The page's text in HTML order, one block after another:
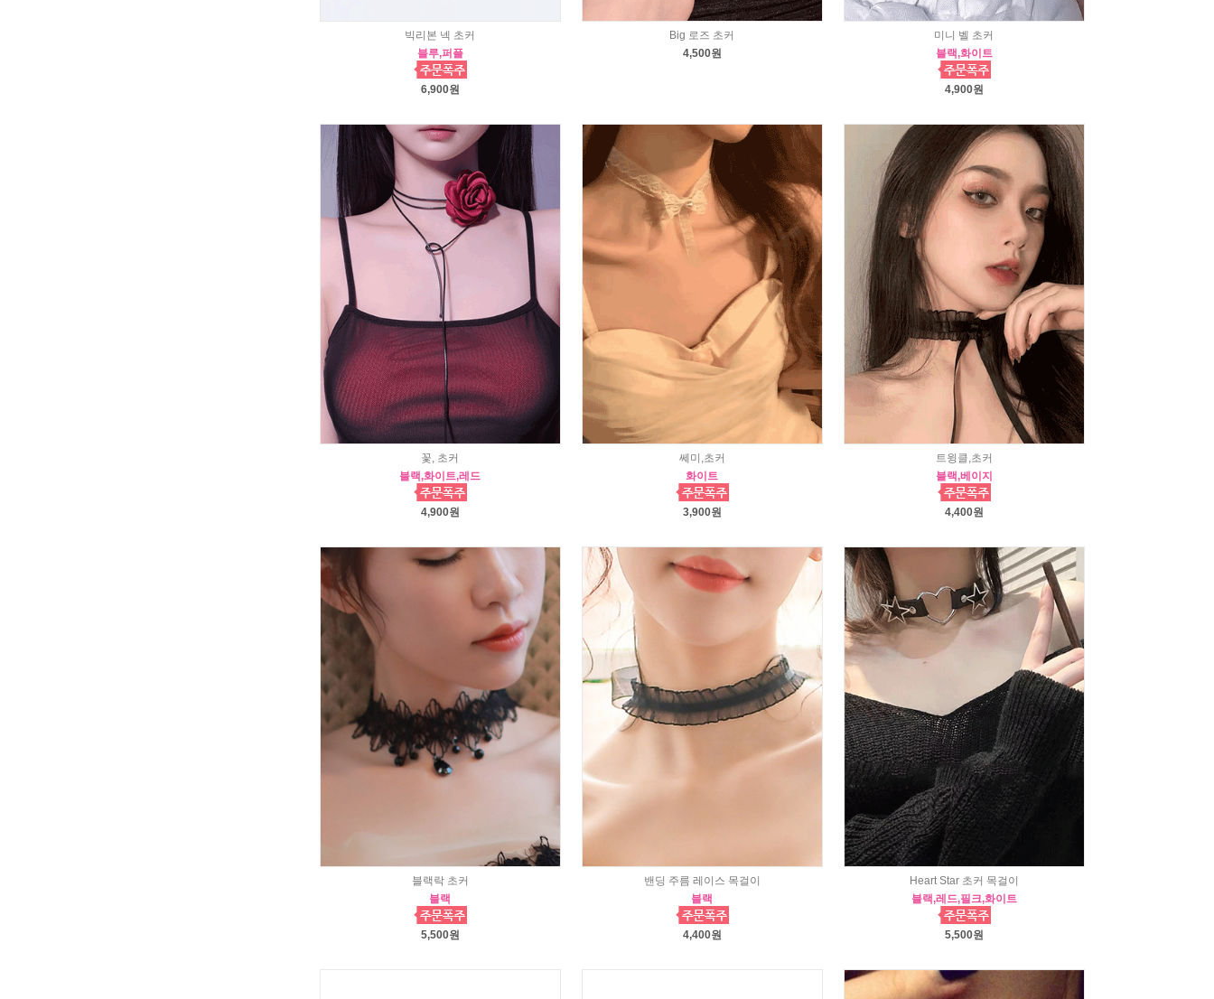
빅리본 넥 초커
블루,퍼플
6,900원
Big 로즈 초커
4,500원
미니 벨 초커
블랙,화이트
4,900원
꽃, 초커
블랙,화이트,레드
4,900원
쎄미,초커
화이트
3,900원
트윙클,초커
블랙,베이지
4,400원
블랙락 초커
블랙
5,500원
밴딩 주름 레이스 목걸이
블랙
4,400원
Heart Star 초커 목걸이
블랙,레드,필크,화이트
5,500원